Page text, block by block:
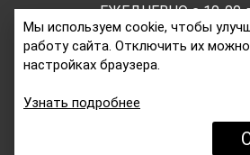
ЕЖЕДНЕВНО с 10-00
Мы используем cookie, чтобы
работу сайта. Отключить их
настройках браузера.
Узнать подробнее